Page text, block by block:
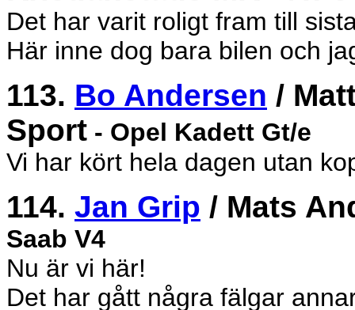
Det har varit roligt fram till
Här inne dog bara bilen och
113. Bo Andersen /
Sport - Opel Kadett Gt/e
Vi har kört hela dagen utan
114. Jan Grip / Mats
Saab V4
Nu är vi här!
Det har gått några fälgar